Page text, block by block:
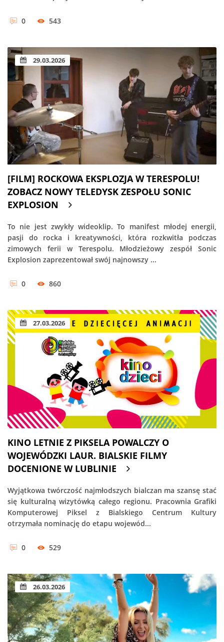
0 543
29.03.2026
[FILM] ROCKOWA EKSPLOZJA W TERESPOLU!
ZOBACZ NOWY TELEDYSK ZESPOŁU SONIC
EXPLOSION
To nie jest zwykły wideoklip. To manifest młodej energii,
pasji do rocka i kreatywności, która rozkwitła podczas
zimowych ferii w Terespolu. Młodzieżowy zespół Sonic
Explosion zaprezentował swój najnowszy ...
0 860
27.03.2026
KINO LETNIE Z PIKSELA POWALCZY O
WOJEWÓDZKI LAUR. BIALSKIE FILMY
DOCENIONE W LUBLINIE
Wyjątkowa twórczość najmłodszych bialczan ma szansę stać
się kulturalną wizytówką całego regionu. Pracownia Grafiki
Komputerowej Piksel z Bialskiego Centrum Kultury
otrzymała nominację do etapu wojewód...
0 529
26.03.2026